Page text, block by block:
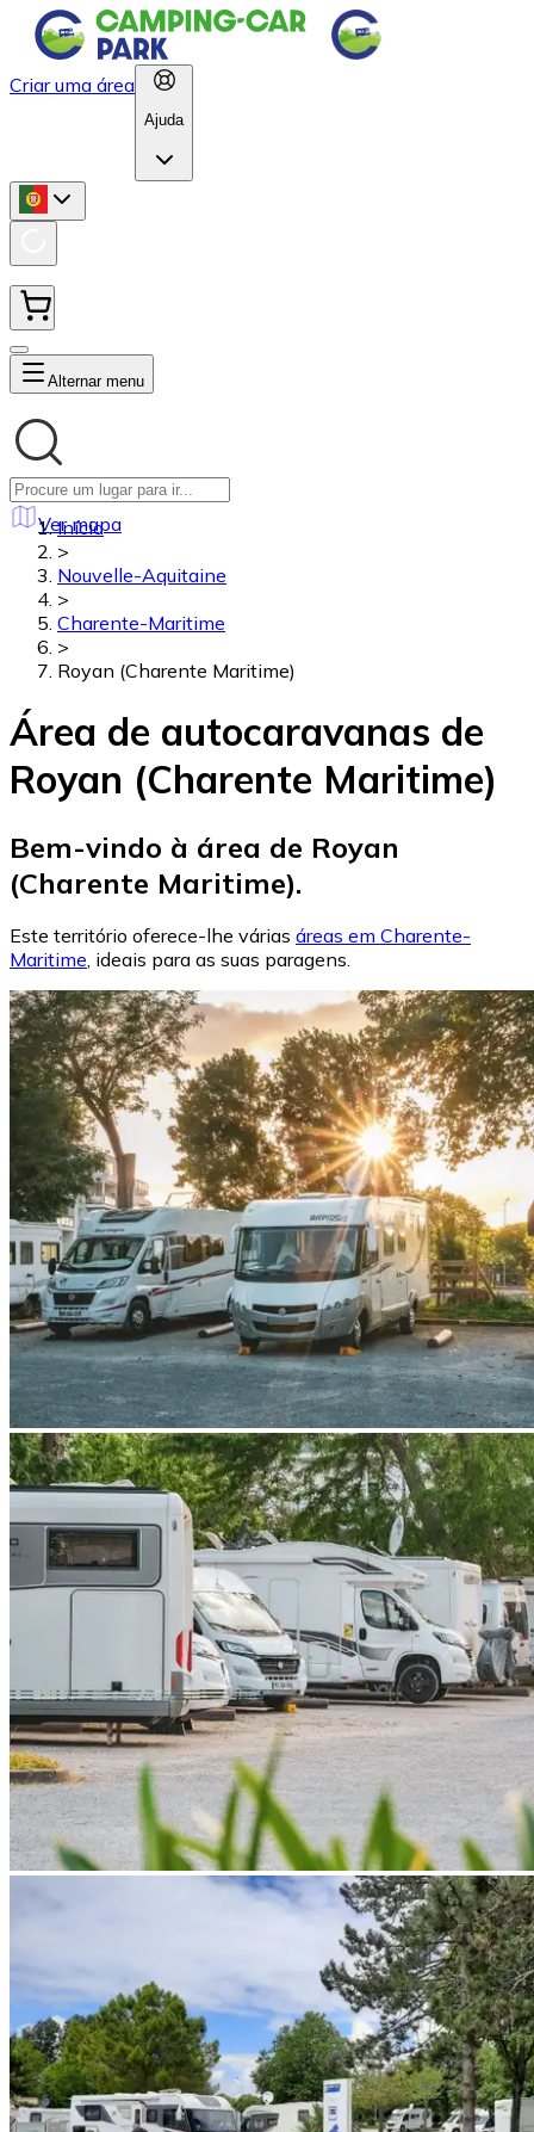
Criar uma área
Ajuda
Alternar menu
Ver mapa
Início
>
Nouvelle-Aquitaine
>
Charente-Maritime
>
Royan (Charente Maritime)
Área de autocaravanas de
Royan (Charente Maritime)
Bem-vindo à área de Royan
(Charente Maritime).
Este território oferece-lhe várias áreas em Charente-
Maritime, ideais para as suas paragens.